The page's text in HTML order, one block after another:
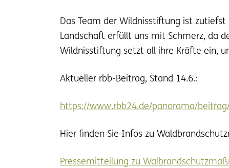
Das Team der Wildnisstiftung ist
Landschaft erfüllt uns mit Schmerz, da
Wildnisstiftung setzt all ihre Kräfte ein,
Aktueller rbb-Beitrag, Stand 14.6.:
https://www.rbb24.de/panorama/
Hier finden Sie Infos zu
Pressemitteilung zu